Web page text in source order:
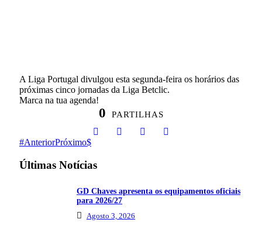
A Liga Portugal divulgou esta segunda-feira os horários das
próximas cinco jornadas da Liga Betclic.
Marca na tua agenda!
0 PARTILHAS
AnteriorPróximo
Últimas Notícias
GD Chaves apresenta os equipamentos oficiais
para 2026/27
Agosto 3, 2026